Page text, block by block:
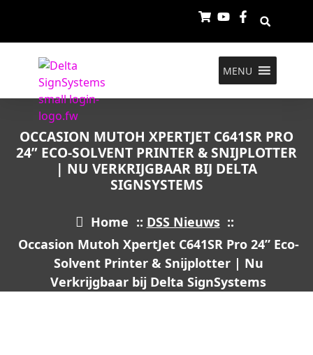
MENU
OCCASION MUTOH XPERTJET C641SR PRO
24” ECO-SOLVENT PRINTER & SNIJPLOTTER
| NU VERKRIJGBAAR BIJ DELTA
SIGNSYSTEMS
Home :: DSS Nieuws::
Occasion Mutoh XpertJet C641SR Pro 24” Eco-
Solvent Printer & Snijplotter | Nu
Verkrijgbaar bij Delta SignSystems